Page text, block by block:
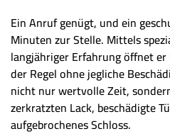
Ein Anruf genügt, und ein
Minuten zur Stelle. Mittels
langjähriger Erfahrung öffnet
der Regel ohne jegliche
nicht nur wertvolle Zeit,
zerkratzten Lack, beschädigte
aufgebrochenes Schloss.